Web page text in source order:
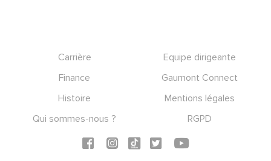
Carrière
Equipe dirigeante
Finance
Gaumont Connect
Histoire
Mentions légales
Qui sommes-nous ?
RGPD
Social icons